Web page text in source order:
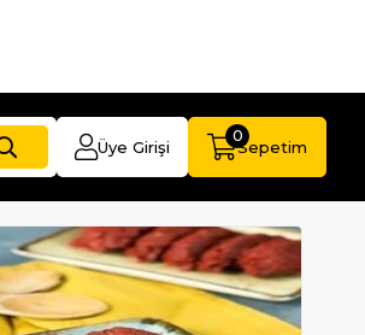
Üye Girişi Sepetim
0